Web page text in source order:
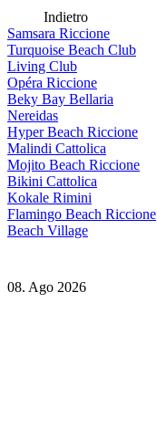
Indietro
Samsara Riccione
Turquoise Beach Club
Living Club
Opéra Riccione
Beky Bay Bellaria
Nereidas
Hyper Beach Riccione
Malindi Cattolica
Mojito Beach Riccione
Bikini Cattolica
Kokale Rimini
Flamingo Beach Riccione
Beach Village
08. Ago 2026